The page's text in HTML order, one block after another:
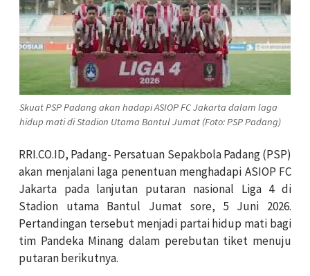
Skuat PSP Padang akan hadapi ASIOP FC Jakarta dalam laga
hidup mati di Stadion Utama Bantul Jumat (Foto: PSP Padang)
RRI.CO.ID, Padang- Persatuan Sepakbola Padang (PSP)
akan menjalani laga penentuan menghadapi ASIOP FC
Jakarta pada lanjutan putaran nasional Liga 4 di
Stadion utama Bantul Jumat sore, 5 Juni 2026.
Pertandingan tersebut menjadi partai hidup mati bagi
tim Pandeka Minang dalam perebutan tiket menuju
putaran berikutnya.